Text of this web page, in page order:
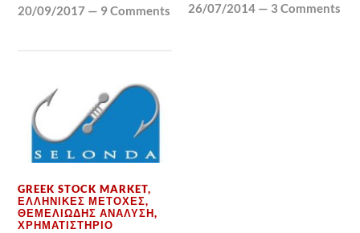
20/09/2017 — 9 Comments 26/07/2014 — 3 Comments
GREEK STOCK MARKET,
ΕΛΛΗΝΙΚΈΣ ΜΕΤΟΧΈΣ,
ΘΕΜΕΛΙΏΔΗΣ ΑΝΆΛΥΣΗ,
ΧΡΗΜΑΤΙΣΤΉΡΙΟ